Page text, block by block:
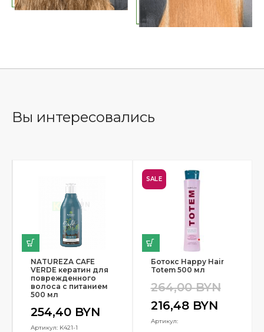
Вы интересовались
NATUREZA CAFE
VERDE кератин для
поврежденного
волоса с питанием
500 мл
254,40 BYN
Артикул: K421-1
SALE
Ботокс Happy Hair
Totem 500 мл
264,00BYN
216,48 BYN
Артикул: